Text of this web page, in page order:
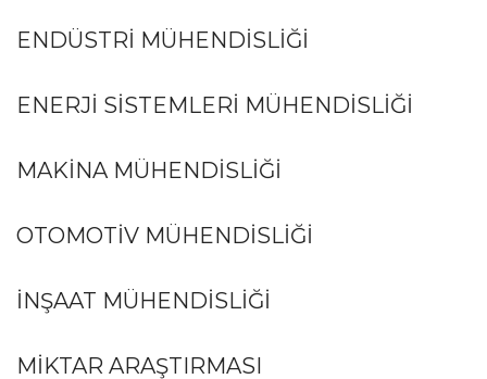
ENDÜSTRİ MÜHENDİSLİĞİ
ENERJI SISTEMLERI MÜHENDISLIĞI
MAKİNA MÜHENDİSLİĞİ
OTOMOTİV MÜHENDİSLİĞİ
İNŞAAT MÜHENDİSLİĞİ
MİKTAR ARAŞTIRMASI